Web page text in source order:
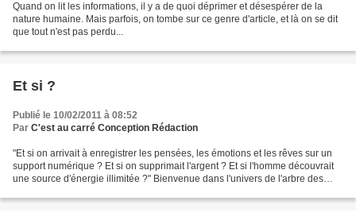
Quand on lit les informations, il y a de quoi déprimer et désespérer de la
nature humaine. Mais parfois, on tombe sur ce genre d'article, et là on se dit
que tout n'est pas perdu...
Et si ?
Publié le 10/02/2011 à 08:52
Par C'est au carré Conception Rédaction
"Et si on arrivait à enregistrer les pensées, les émotions et les rêves sur un
support numérique ? Et si on supprimait l'argent ? Et si l'homme découvrait
une source d'énergie illimitée ?" Bienvenue dans l'univers de l'arbre des